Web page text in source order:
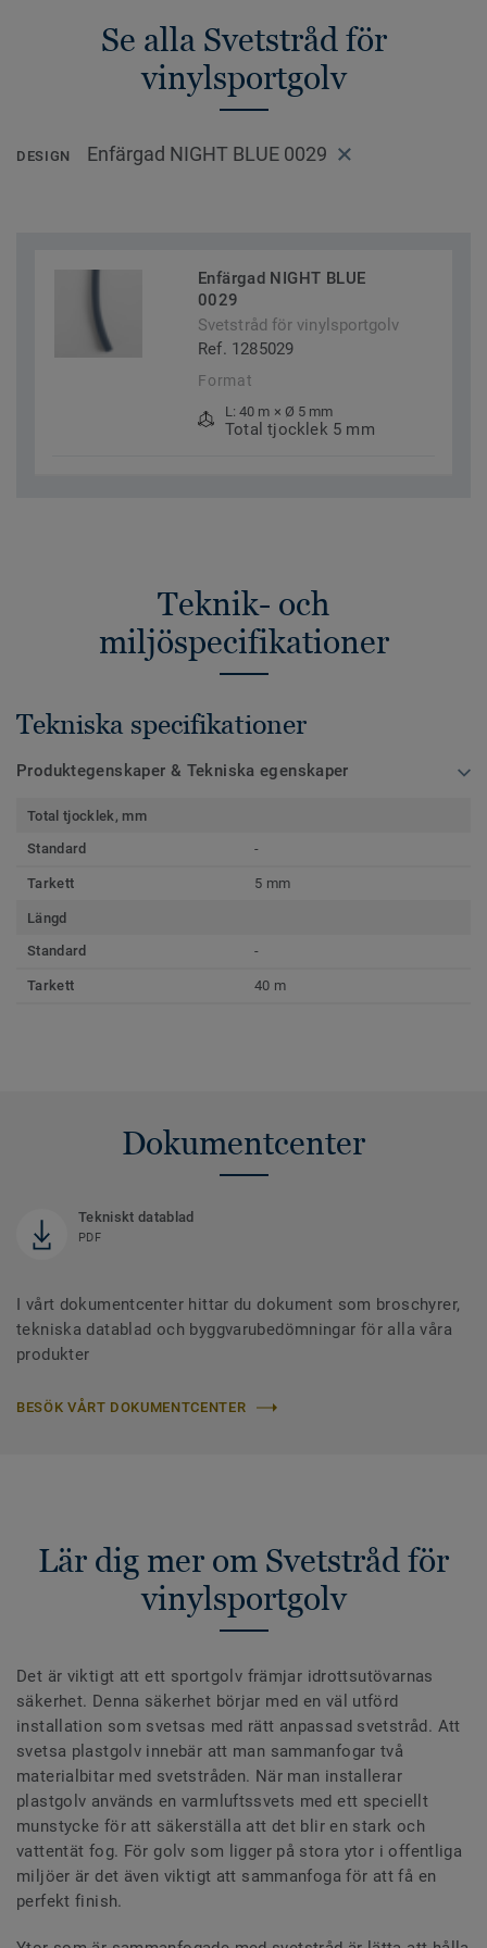
Se alla Svetstråd för
vinylsportgolv
DESIGN Enfärgad NIGHT BLUE 0029
Enfärgad NIGHT BLUE
0029
Svetstråd för vinylsportgolv
Ref. 1285029
Format
L: 40 m × Ø 5 mm
Total tjocklek 5 mm
Teknik- och
miljöspecifikationer
Tekniska specifikationer
Produktegenskaper & Tekniska egenskaper
Total tjocklek, mm
Standard
-
Tarkett 5 mm
Längd
Standard
-
Tarkett 40 m
Dokumentcenter
Tekniskt datablad
PDF
I vårt dokumentcenter hittar du dokument som broschyrer,
tekniska datablad och byggvarubedömningar för alla våra
produkter
BESÖK VÅRT DOKUMENTCENTER
Lär dig mer om Svetstråd för
vinylsportgolv
Det är viktigt att ett sportgolv främjar idrottsutövarnas
säkerhet. Denna säkerhet börjar med en väl utförd
installation som svetsas med rätt anpassad svetstråd. Att
svetsa plastgolv innebär att man sammanfogar två
materialbitar med svetstråden. När man installerar
plastgolv används en varmluftssvets med ett speciellt
munstycke för att säkerställa att det blir en stark och
vattentät fog. För golv som ligger på stora ytor i offentliga
miljöer är det även viktigt att sammanfoga för att få en
perfekt finish.